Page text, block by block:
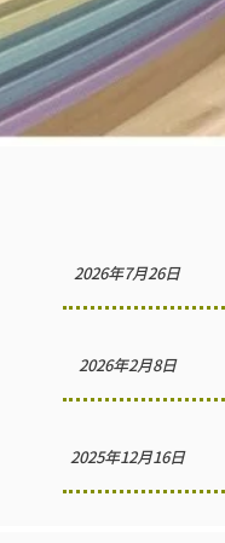
2026年7月26日
2026年2月8日
2025年12月16日